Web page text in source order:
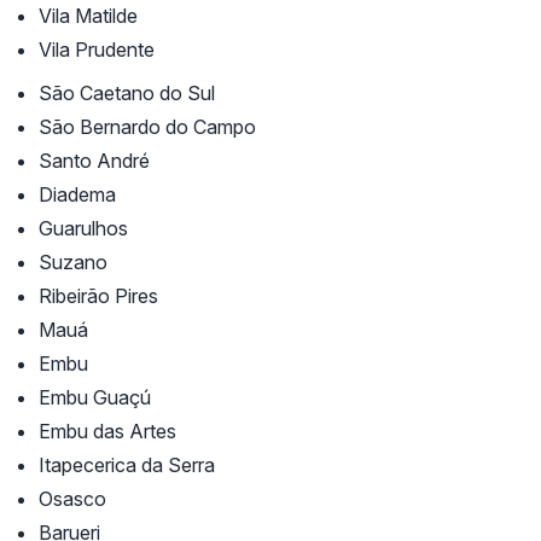
Vila Matilde
Vila Prudente
São Caetano do Sul
São Bernardo do Campo
Santo André
Diadema
Guarulhos
Suzano
Ribeirão Pires
Mauá
Embu
Embu Guaçú
Embu das Artes
Itapecerica da Serra
Osasco
Barueri